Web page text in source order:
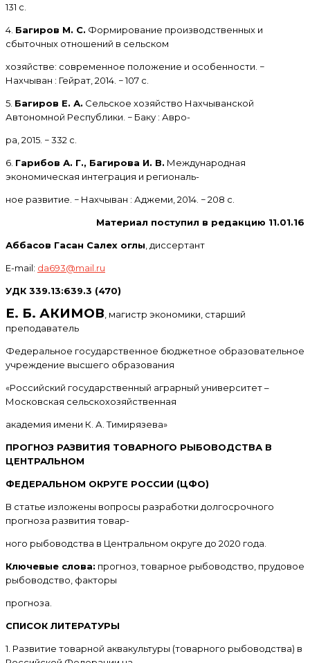
131 с.
4. Багиров M. С. Формирование производственных и
сбыточных отношений в сельском
хозяйстве: современное положение и особенности. −
Нахчыван : Гейрат, 2014. − 107 с.
5. Багиров Е. А. Сельское хозяйство Нахчыванской
Автономной Республики. − Баку : Авро-
ра, 2015. − 332 с.
6. Гарибов А. Г., Багирова И. В. Международная
экономическая интеграция и региональ-
ное развитие. − Нахчыван : Аджеми, 2014. − 208 с.
Материал поступил в редакцию 11.01.16
Аббасов Гасан Салех оглы , диссертант
E-mail: da693@mail.ru
УДК 339.13:639.3 (470)
Е. Б. АКИМОВ , магистр экономики, старший
преподаватель
Федеральное государственное бюджетное образовательное
учреждение высшего образования
«Российский государственный аграрный университет –
Московская сельскохозяйственная
академия имени К. А. Тимирязева»
ПРОГНОЗ РАЗВИТИЯ ТОВАРНОГО РЫБОВОДСТВА В
ЦЕНТРАЛЬНОМ
ФЕДЕРАЛЬНОМ ОКРУГЕ РОССИИ (ЦФО)
В статье изложены вопросы разработки долгосрочного
прогноза развития товар-
ного рыбоводства в Центральном округе до 2020 года.
Ключевые слова: прогноз, товарное рыбоводство, прудовое
рыбоводство, факторы
прогноза.
СПИСОК ЛИТЕРАТУРЫ
1. Развитие товарной аквакультуры (товарного рыбоводства) в